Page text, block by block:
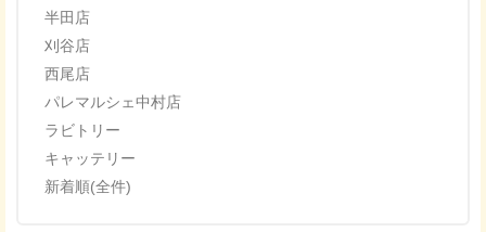
半田店
刈谷店
西尾店
パレマルシェ中村店
ラビトリー
キャッテリー
新着順(全件)